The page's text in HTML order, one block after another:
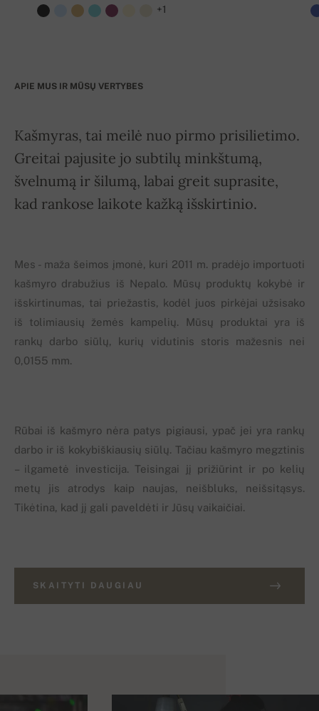
+1
APIE MUS IR MŪSŲ VERTYBES
Kašmyras, tai meilė nuo pirmo prisilietimo.
Greitai pajusite jo subtilų minkštumą,
švelnumą ir šilumą, labai greit suprasite,
kad rankose laikote kažką išskirtinio.
Mes - maža šeimos įmonė, kuri 2011 m. pradėjo importuoti
kašmyro drabužius iš Nepalo. Mūsų produktų kokybė ir
išskirtinumas, tai priežastis, kodėl juos pirkėjai užsisako
iš tolimiausių žemės kampelių. Mūsų produktai yra iš
rankų darbo siūlų, kurių vidutinis storis mažesnis nei
0,0155 mm.
Rūbai iš kašmyro nėra patys pigiausi, ypač jei yra rankų
darbo ir iš kokybiškiausių siūlų. Tačiau kašmyro megztinis
– ilgametė investicija. Teisingai jį prižiūrint ir po kelių
metų jis atrodys kaip naujas, neišbluks, neišsitąsys.
Tikėtina, kad jį gali paveldėti ir Jūsų vaikaičiai.
SKAITYTI DAUGIAU